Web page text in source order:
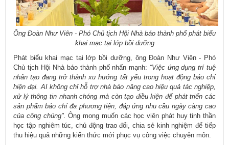
Ông Đoàn Như Viên - Phó Chủ tịch Hội Nhà báo thành phố phát biểu
khai mạc tại lớp bồi dưỡng
Phát biểu khai mạc tại lớp bồi dưỡng, ông Đoàn Như Viên - Phó
Chủ tịch Hội Nhà báo thành phố nhấn mạnh: “Việc ứng dụng trí tuệ
nhân tạo đang trở thành xu hướng tất yếu trong hoạt động báo chí
hiện đại. AI không chỉ hỗ trợ nhà báo nâng cao hiệu quả tác nghiệp,
xử lý thông tin nhanh chóng mà còn tạo điều kiện để phát triển các
sản phẩm báo chí đa phương tiện, đáp ứng nhu cầu ngày càng cao
của công chúng".Ông mong muốn các học viên phát huy tinh thần
học tập nghiêm túc, chủ động trao đổi, chia sẻ kinh nghiệm để tiếp
thu hiệu quả những kiến thức mới phục vụ công việc chuyên môn.